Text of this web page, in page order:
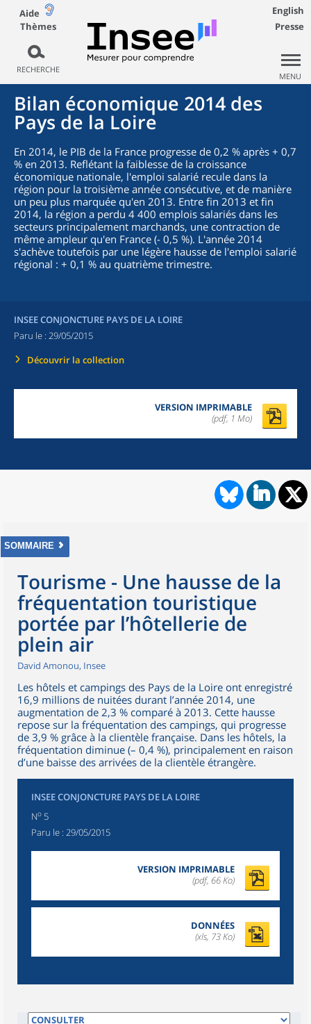
Aide
Thèmes
RECHERCHE
English
Presse
MENU
Bilan économique 2014 des
Pays de la Loire
En 2014, le PIB de la France progresse de 0,2 % après + 0,7
% en 2013. Reflétant la faiblesse de la croissance
économique nationale, l'emploi salarié recule dans la
région pour la troisième année consécutive, et de manière
un peu plus marquée qu'en 2013. Entre fin 2013 et fin
2014, la région a perdu 4 400 emplois salariés dans les
secteurs principalement marchands, une contraction de
même ampleur qu'en France (- 0,5 %). L'année 2014
s'achève toutefois par une légère hausse de l'emploi salarié
régional : + 0,1 % au quatrième trimestre.
INSEE CONJONCTURE PAYS DE LA LOIRE
Paru le : 29/05/2015
Découvrir la collection
VERSION IMPRIMABLE
(pdf, 1 Mo)
SOMMAIRE
Tourisme - Une hausse de la
fréquentation touristique
portée par l’hôtellerie de
plein air
David Amonou, Insee
Les hôtels et campings des Pays de la Loire ont enregistré
16,9 millions de nuitées durant l’année 2014, une
augmentation de 2,3 % comparé à 2013. Cette hausse
repose sur la fréquentation des campings, qui progresse
de 3,9 % grâce à la clientèle française. Dans les hôtels, la
fréquentation diminue (– 0,4 %), principalement en raison
d’une baisse des arrivées de la clientèle étrangère.
INSEE CONJONCTURE PAYS DE LA LOIRE
No 5
Paru le : 29/05/2015
VERSION IMPRIMABLE
(pdf, 66 Ko)
DONNÉES
(xls, 73 Ko)